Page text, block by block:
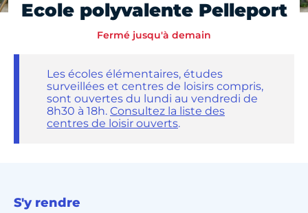
Ecole polyvalente Pelleport
Fermé jusqu'à demain
Les écoles élémentaires, études
surveillées et centres de loisirs compris,
sont ouvertes du lundi au vendredi de
8h30 à 18h. Consultez la liste des
centres de loisir ouverts.
S'y rendre